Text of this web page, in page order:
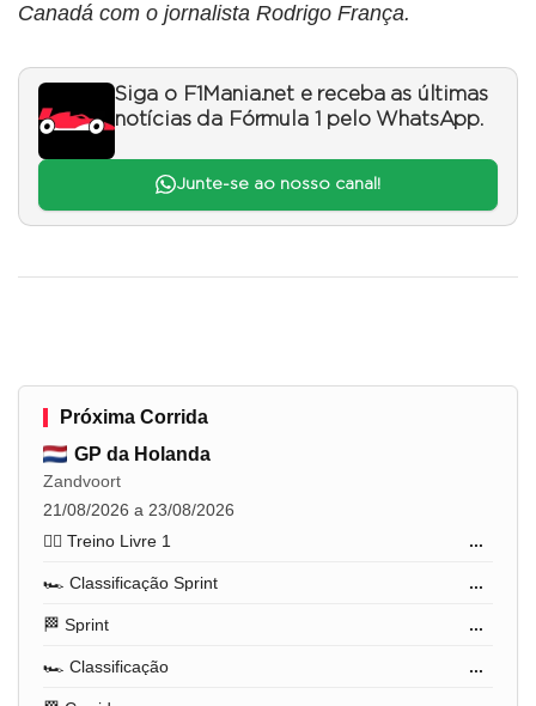
Canadá com o jornalista Rodrigo França.
Siga o F1Mania.net e receba as últimas
notícias da Fórmula 1 pelo WhatsApp.
Junte-se ao nosso canal!
Próxima Corrida
GP da Holanda
Zandvoort
21/08/2026 a 23/08/2026
🏋️‍♂️ Treino Livre 1
...
🏎️ Classificação Sprint ...
🏁 Sprint ...
🏎️ Classificação ...